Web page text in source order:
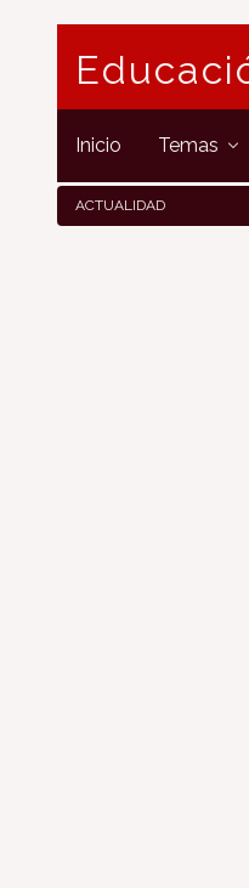
Inicio Temas
ACTUALIDAD